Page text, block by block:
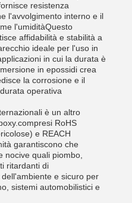
resistenza
l'avvolgimento interno e il
l'umiditàQuesto
affidabilità e stabilità a
ideale per l'uso in
in cui la durata è
in epossidi crea
la corrosione e il
operativa
è un altro
RoHS
e REACH
garantiscono che
nocive quali piombo,
ritardanti di
e sicuro per
sistemi automobilistici e